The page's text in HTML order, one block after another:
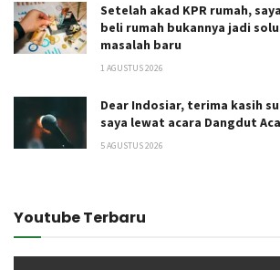
Setelah akad KPR rumah,
beli rumah bukannya jadi
masalah baru
1 AGUSTUS 2026
Dear Indosiar, terima kasih
saya lewat acara Dangdut
5 AGUSTUS 2026
Youtube Terbaru